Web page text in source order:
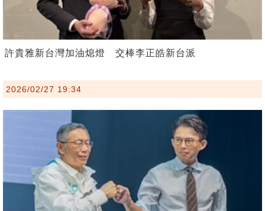
許貴雅新台灣加油熄燈 交棒李正皓新台派
2026/02/27 19:34